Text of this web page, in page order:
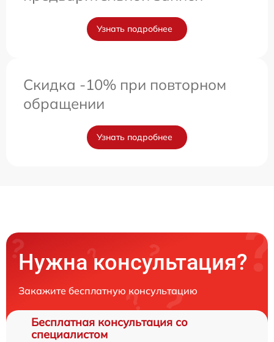
Узнать подробнее
Скидка -10% при повторном
обращении
Узнать подробнее
Нужна консультация?
Закажите бесплатную консультацию
Бесплатная консультация со
специалистом